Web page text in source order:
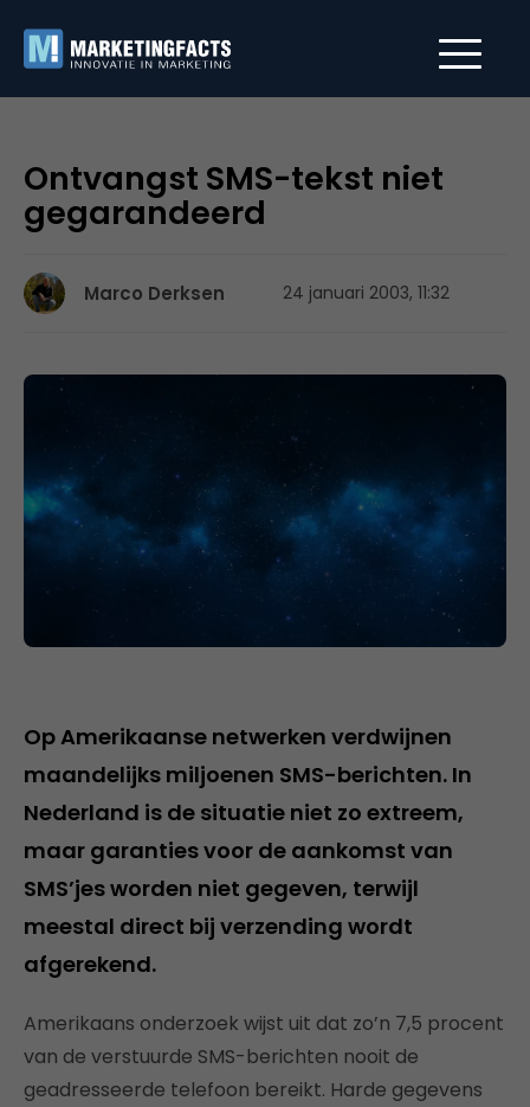
Ontvangst SMS-tekst niet
gegarandeerd
Marco Derksen 24 januari 2003, 11:32
Op Amerikaanse netwerken verdwijnen
maandelijks miljoenen SMS-berichten. In
Nederland is de situatie niet zo extreem,
maar garanties voor de aankomst van
SMS’jes worden niet gegeven, terwijl
meestal direct bij verzending wordt
afgerekend.
Amerikaans onderzoek wijst uit dat zo’n 7,5 procent
van de verstuurde SMS-berichten nooit de
geadresseerde telefoon bereikt. Harde gegevens